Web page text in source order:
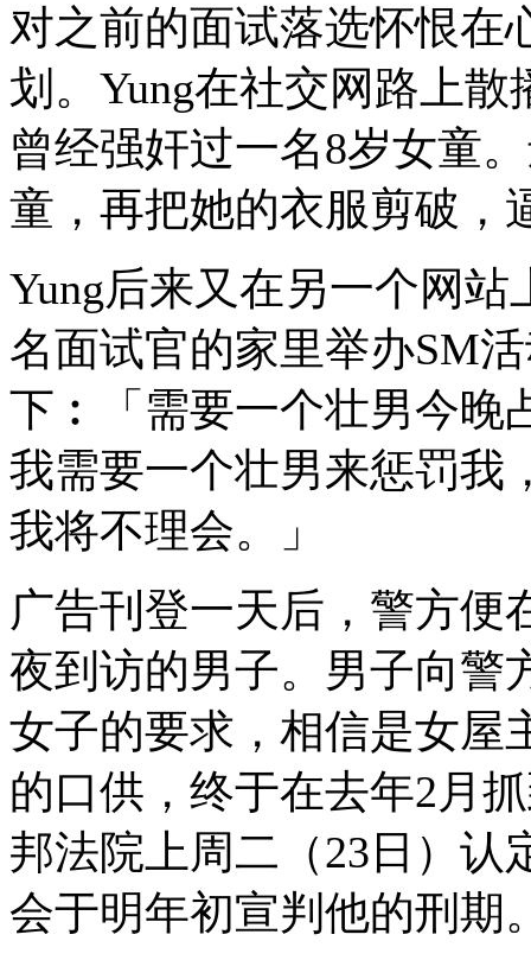
对之前的面试落选怀恨在
划。Yung在社交网路上
曾经强奸过一名8岁女童
童，再把她的衣服剪破，
Yung后来又在另一个网
名面试官的家里举办SM
下︰「需要一个壮男今晚
我需要一个壮男来惩罚我
我将不理会。」
广告刊登一天后，警方便
夜到访的男子。男子向警
女子的要求，相信是女屋
的口供，终于在去年2月
邦法院上周二（23日）认
会于明年初宣判他的刑期